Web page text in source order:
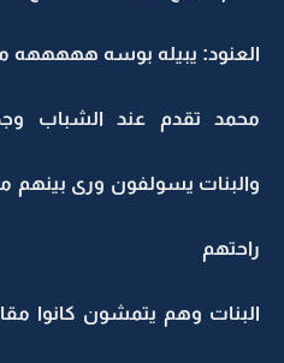
العنود: يبيله بوسه هههههه
محمد تقدم عند الشباب
والبنات يسولفون ورى بينهم
راحتهم
البنات وهم يتمشون كانوا